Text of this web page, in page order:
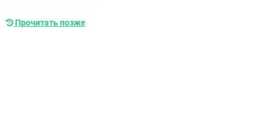
Прочитать позже